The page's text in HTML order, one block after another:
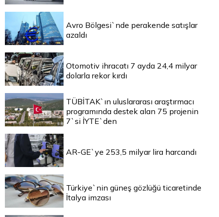
Avro Bölgesi`nde perakende satışlar
azaldı
Otomotiv ihracatı 7 ayda 24,4 milyar
dolarla rekor kırdı
TÜBİTAK`ın uluslararası araştırmacı
programında destek alan 75 projenin
7`si İYTE`den
AR-GE`ye 253,5 milyar lira harcandı
Türkiye`nin güneş gözlüğü ticaretinde
İtalya imzası